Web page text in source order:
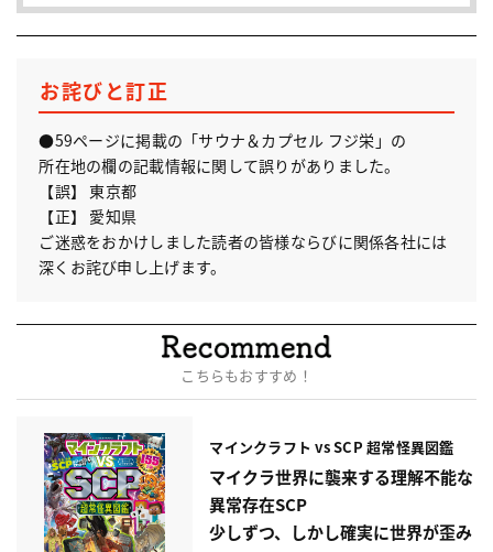
お詫びと訂正
●59ページに掲載の 「サウナ＆カプセル フジ栄」 の
所在地の欄の記載情報に関して誤りがありました。
【誤】 東京都
【正】 愛知県
ご迷惑をおかけしました読者の皆様ならびに関係各社には
深くお詫び申し上げます。
こちらもおすすめ！
マインクラフト vs SCP 超常怪異図鑑
マイクラ世界に襲来する理解不能な
異常存在SCP
少しずつ、しかし確実に世界が歪み